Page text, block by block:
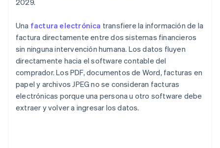
2029.
Una factura electrónica transfiere la información de la
factura directamente entre dos sistemas financieros
sin ninguna intervención humana. Los datos fluyen
directamente hacia el software contable del
comprador. Los PDF, documentos de Word, facturas en
papel y archivos JPEG no se consideran facturas
electrónicas porque una persona u otro software debe
extraer y volver a ingresar los datos.